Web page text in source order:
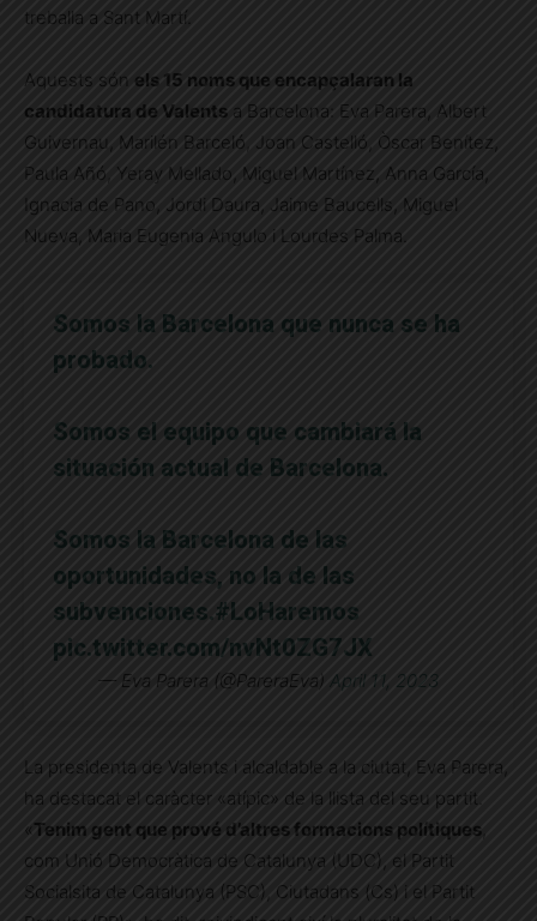
treballa a Sant Martí.
Aquests són els 15 noms que encapçalaran la
candidatura de Valents a Barcelona: Eva Parera, Albert
Guivernau, Marilén Barceló, Joan Castelló, Òscar Benítez,
Paula Añó, Yeray Mellado, Miguel Martínez, Anna García,
Ignacia de Pano, Jordi Daura, Jaime Baucells, Miguel
Nueva, Maria Eugenia Angulo i Lourdes Palma.
Somos la Barcelona que nunca se ha
probado.
Somos el equipo que cambiará la
situación actual de Barcelona.
Somos la Barcelona de las
oportunidades, no la de las
subvenciones.#LoHaremos
pic.twitter.com/nvNt0ZG7JX
— Eva Parera (@PareraEva) April 11, 2023
La presidenta de Valents i alcaldable a la ciutat, Eva Parera,
ha destacat el caràcter «atípic» de la llista del seu partit.
«Tenim gent que prové d’altres formacions polítiques
com Unió Democràtica de Catalunya (UDC), el Partit
Socialsita de Catalunya (PSC), Ciutadans (Cs) i el Partit